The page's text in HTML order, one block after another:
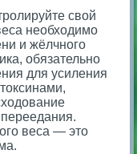
свой
необходимо
и жёлчного
обязательно
для усиления
веса — это